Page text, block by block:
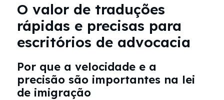
O valor de traduções
rápidas e precisas para
escritórios de advocacia
Por que a velocidade e a
precisão são importantes na lei
de imigração